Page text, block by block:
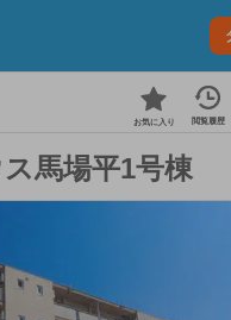
お気に入り 閲覧履歴
馬場平1号棟